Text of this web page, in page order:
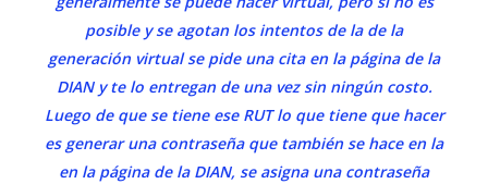
posible y se agotan los intentos de la de la
generación virtual se pide una cita en la página de la
DIAN y te lo entregan de una vez sin ningún costo.
Luego de que se tiene ese RUT lo que tiene que hacer
es generar una contraseña que también se hace en la
en la página de la DIAN, se asigna una contraseña